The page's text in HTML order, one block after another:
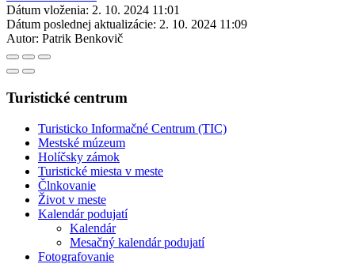
Dátum vloženia: 2. 10. 2024 11:01
Dátum poslednej aktualizácie: 2. 10. 2024 11:09
Autor: Patrik Benkovič
Turistické centrum
Turisticko Informačné Centrum (TIC)
Mestské múzeum
Holíčsky zámok
Turistické miesta v meste
Člnkovanie
Život v meste
Kalendár podujatí
Kalendár
Mesačný kalendár podujatí
Fotografovanie